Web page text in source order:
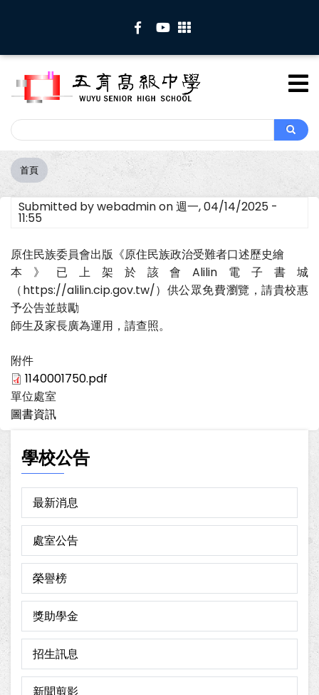
內
Search
Search
導
航
連
結
首頁
Submitted bywebadminon週一, 04/14/2025 -
11:55
原住民族委員會出版《原住民族政治受難者口述歷史繪
本》已上架於該會Alilin電子書城
（https://alilin.cip.gov.tw/）供公眾免費瀏覽，請貴校惠
予公告並鼓勵
師生及家長廣為運用，請查照。
附件
1140001750.pdf
單位處室
圖書資訊
學校公告
最新消息
處室公告
榮譽榜
獎助學金
招生訊息